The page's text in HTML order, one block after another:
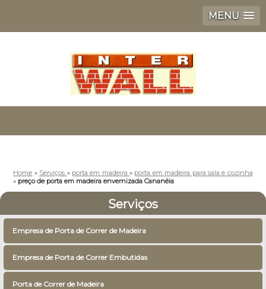
MENU
Home » Serviços » porta em madeira» porta em madeira para sala e cozinha
» preço de porta em madeira envernizada Cananéia
Serviços
Empresa de Porta de Correr de Madeira
Empresa de Porta de Correr Embutidas
Porta de Correr de Madeira